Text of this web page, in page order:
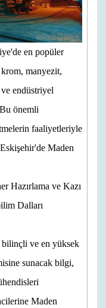
en popüler
manyezit,
endüstriyel
önemli
faaliyetleriyle
Maden
Hazırlama ve Kazı
Dalları
bilinçli ve en yüksek
sunacak bilgi,
Maden